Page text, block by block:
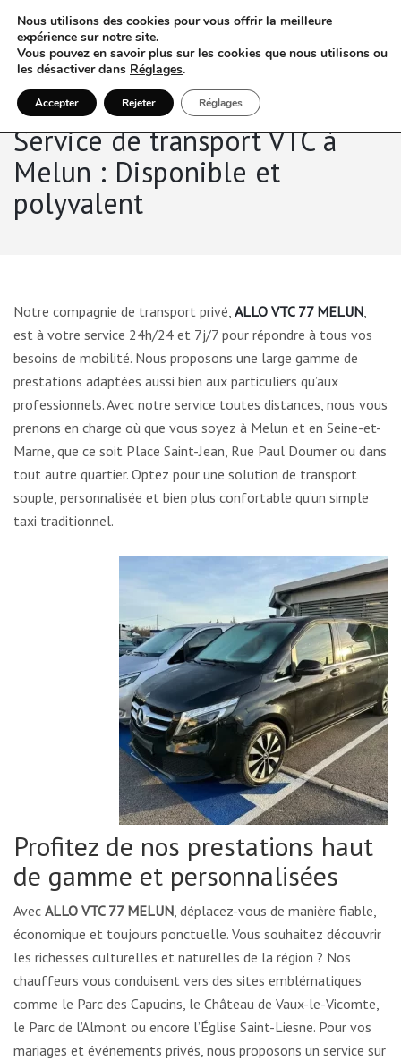
Service de transport VTC à
Melun : Disponible et
polyvalent
Notre compagnie de transport privé, ALLO VTC 77 MELUN,
est à votre service 24h/24 et 7j/7 pour répondre à tous vos
besoins de mobilité. Nous proposons une large gamme de
prestations adaptées aussi bien aux particuliers qu’aux
professionnels. Avec notre service toutes distances, nous vous
prenons en charge où que vous soyez à Melun et en Seine-et-
Marne, que ce soit Place Saint-Jean, Rue Paul Doumer ou dans
tout autre quartier. Optez pour une solution de transport
souple, personnalisée et bien plus confortable qu’un simple
taxi traditionnel.
Profitez de nos prestations haut
de gamme et personnalisées
Avec ALLO VTC 77 MELUN, déplacez-vous de manière fiable,
économique et toujours ponctuelle. Vous souhaitez découvrir
les richesses culturelles et naturelles de la région ? Nos
chauffeurs vous conduisent vers des sites emblématiques
comme le Parc des Capucins, le Château de Vaux-le-Vicomte,
le Parc de l’Almont ou encore l’Église Saint-Liesne. Pour vos
mariages et événements privés, nous proposons un service sur
Nous utilisons des cookies pour vous offrir la meilleure
expérience sur notre site.
Vous pouvez en savoir plus sur les cookies que nous utilisons ou
les désactiver dans Réglages.
Accepter Rejeter Réglages